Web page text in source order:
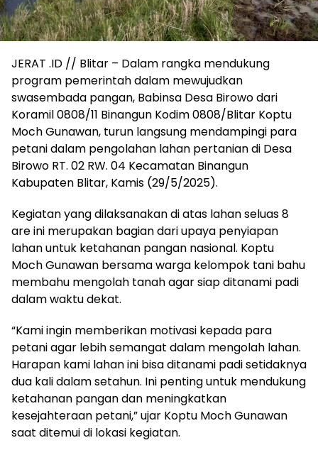
JERAT .ID // Blitar – Dalam rangka mendukung
program pemerintah dalam mewujudkan
swasembada pangan, Babinsa Desa Birowo dari
Koramil 0808/11 Binangun Kodim 0808/Blitar Koptu
Moch Gunawan, turun langsung mendampingi para
petani dalam pengolahan lahan pertanian di Desa
Birowo RT. 02 RW. 04 Kecamatan Binangun
Kabupaten Blitar, Kamis (29/5/2025).
Kegiatan yang dilaksanakan di atas lahan seluas 8
are ini merupakan bagian dari upaya penyiapan
lahan untuk ketahanan pangan nasional. Koptu
Moch Gunawan bersama warga kelompok tani bahu
membahu mengolah tanah agar siap ditanami padi
dalam waktu dekat.
“Kami ingin memberikan motivasi kepada para
petani agar lebih semangat dalam mengolah lahan.
Harapan kami lahan ini bisa ditanami padi setidaknya
dua kali dalam setahun. Ini penting untuk mendukung
ketahanan pangan dan meningkatkan
kesejahteraan petani,” ujar Koptu Moch Gunawan
saat ditemui di lokasi kegiatan.